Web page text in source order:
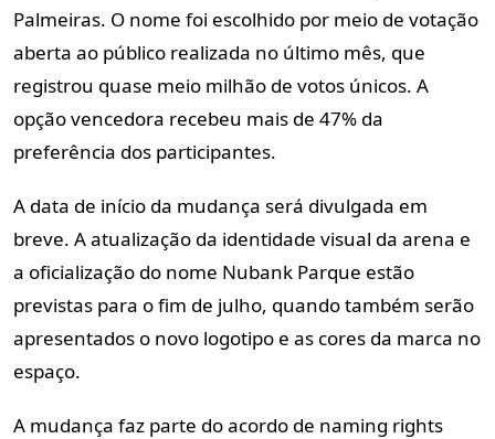
Palmeiras. O nome foi escolhido por meio de votação
aberta ao público realizada no último mês, que
registrou quase meio milhão de votos únicos. A
opção vencedora recebeu mais de 47% da
preferência dos participantes.
A data de início da mudança será divulgada em
breve. A atualização da identidade visual da arena e
a oficialização do nome Nubank Parque estão
previstas para o fim de julho, quando também serão
apresentados o novo logotipo e as cores da marca no
espaço.
A mudança faz parte do acordo de naming rights